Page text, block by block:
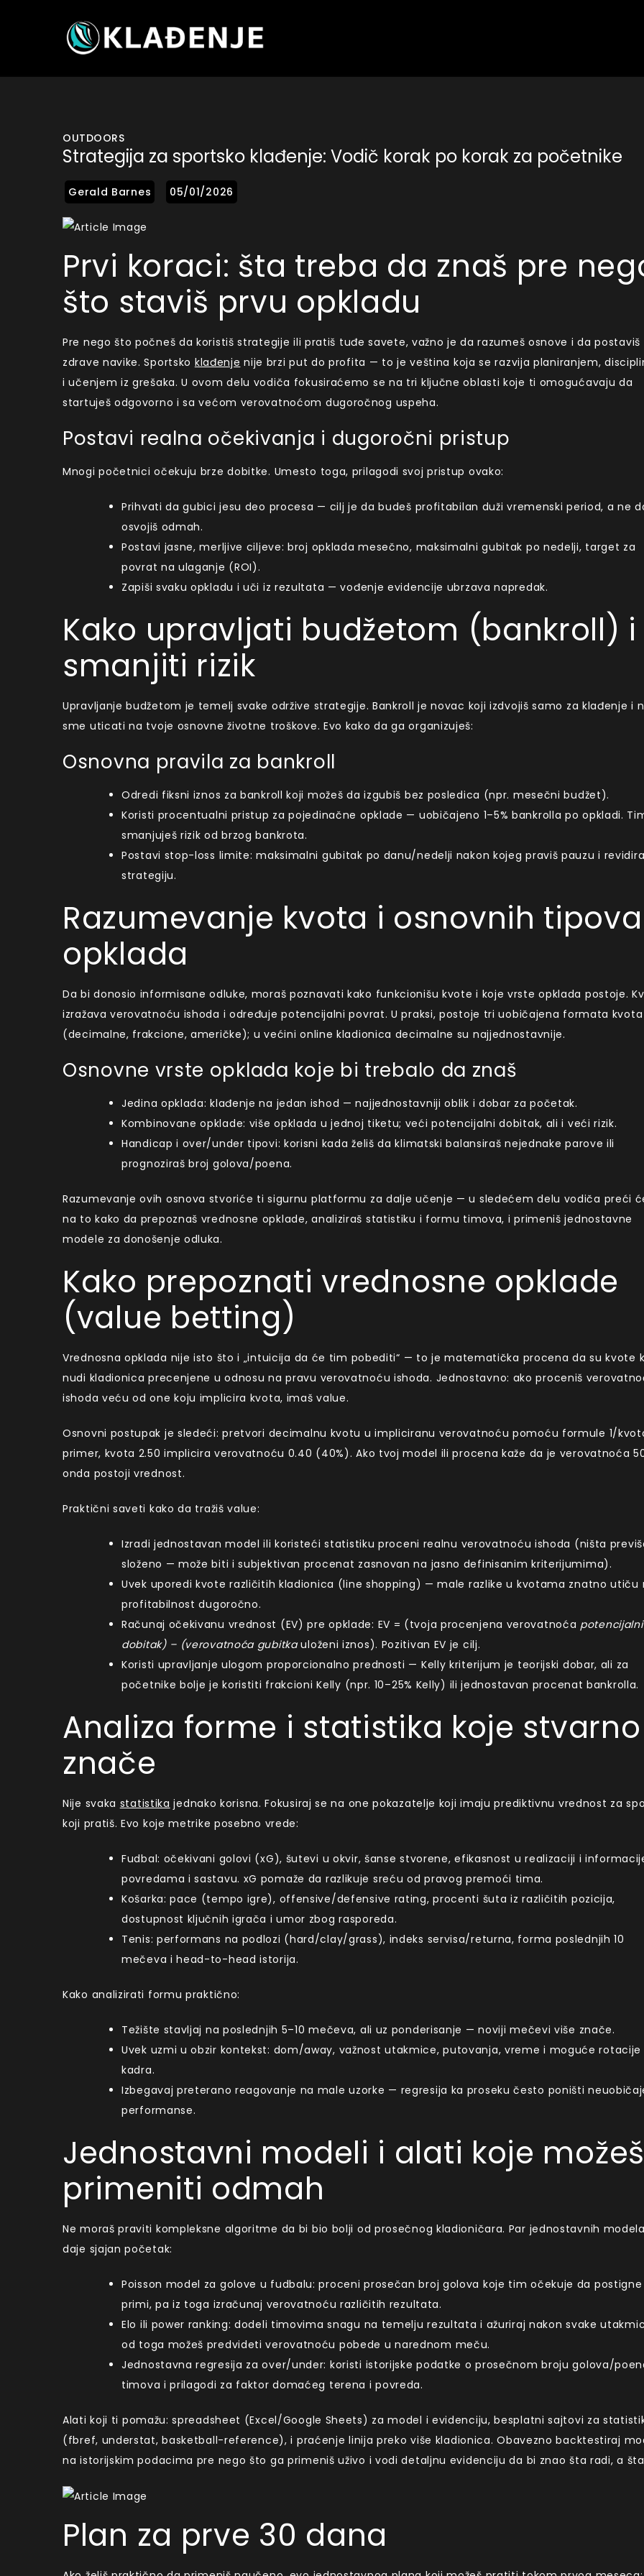
Kladjenje
OUTDOORS
Strategija za sportsko klađenje: Vodič korak po korak za početnike
Prvi koraci: šta treba da znaš pre
što staviš prvu opkladu
Pre nego što počneš da koristiš strategije ili pratiš tuđe savete, važno je da razumeš osnove i da postaviš
zdrave navike. Sportsko klađenje nije brzi put do profita — to je veština koja se razvija planiranjem,
i učenjem iz grešaka. U ovom delu vodiča fokusiraćemo se na tri ključne oblasti koje ti omogućavaju da
startuješ odgovorno i sa većom verovatnoćom dugoročnog uspeha.
Postavi realna očekivanja i dugoročni pristup
Mnogi početnici očekuju brze dobitke. Umesto toga, prilagodi svoj pristup ovako:
Prihvati da gubici jesu deo procesa — cilj je da budeš profitabilan duži vremenski period, a ne
osvojiš odmah.
Postavi jasne, merljive ciljeve: broj opklada mesečno, maksimalni gubitak po nedelji, target za
povrat na ulaganje (ROI).
Zapiši svaku opkladu i uči iz rezultata — vođenje evidencije ubrzava napredak.
Kako upravljati budžetom (bankroll) i
smanjiti rizik
Upravljanje budžetom je temelj svake održive strategije. Bankroll je novac koji izdvojiš samo za klađenje i
sme uticati na tvoje osnovne životne troškove. Evo kako da ga organizuješ:
Osnovna pravila za bankroll
Odredi fiksni iznos za bankroll koji možeš da izgubiš bez posledica (npr. mesečni budžet).
Koristi procentualni pristup za pojedinačne opklade — uobičajeno 1–5% bankrolla po opkladi.
smanjuješ rizik od brzog bankrota.
Postavi stop-loss limite: maksimalni gubitak po danu/nedelji nakon kojeg praviš pauzu i
strategiju.
Razumevanje kvota i osnovnih tipova
opklada
Da bi donosio informisane odluke, moraš poznavati kako funkcionišu kvote i koje vrste opklada postoje.
izražava verovatnoću ishoda i određuje potencijalni povrat. U praksi, postoje tri uobičajena formata kvota
(decimalne, frakcione, američke); u većini online kladionica decimalne su najjednostavnije.
Osnovne vrste opklada koje bi trebalo da znaš
Jedina opklada: klađenje na jedan ishod — najjednostavniji oblik i dobar za početak.
Kombinovane opklade: više opklada u jednoj tiketu; veći potencijalni dobitak, ali i veći rizik.
Handicap i over/under tipovi: korisni kada želiš da klimatski balansiraš nejednake parove ili
prognoziraš broj golova/poena.
Razumevanje ovih osnova stvoriće ti sigurnu platformu za dalje učenje — u sledećem delu vodiča preći
na to kako da prepoznaš vrednosne opklade, analiziraš statistiku i formu timova, i primeniš jednostavne
modele za donošenje odluka.
Kako prepoznati vrednosne opklade
(value betting)
Vrednosna opklada nije isto što i „intuicija da će tim pobediti“ — to je matematička procena da su kvote
nudi kladionica precenjene u odnosu na pravu verovatnoću ishoda. Jednostavno: ako proceniš
ishoda veću od one koju implicira kvota, imaš value.
Osnovni postupak je sledeći: pretvori decimalnu kvotu u impliciranu verovatnoću pomoću formule 1/
primer, kvota 2.50 implicira verovatnoću 0.40 (40%). Ako tvoj model ili procena kaže da je verovatnoća
onda postoji vrednost.
Praktični saveti kako da tražiš value:
Izradi jednostavan model ili koristeći statistiku proceni realnu verovatnoću ishoda (ništa
složeno — može biti i subjektivan procenat zasnovan na jasno definisanim kriterijumima).
Uvek uporedi kvote različitih kladionica (line shopping) — male razlike u kvotama znatno utiču
profitabilnost dugoročno.
Računaj očekivanu vrednost (EV) pre opklade: EV = (tvoja procenjena verovatnoća potencijalni
dobitak) – (verovatnoća gubitkauloženi iznos). Pozitivan EV je cilj.
Koristi upravljanje ulogom proporcionalno prednosti — Kelly kriterijum je teorijski dobar, ali za
početnike bolje je koristiti frakcioni Kelly (npr. 10–25% Kelly) ili jednostavan procenat bankrolla.
Analiza forme i statistika koje stvarno
znače
Nije svaka statistika jednako korisna. Fokusiraj se na one pokazatelje koji imaju prediktivnu vrednost za
koji pratiš. Evo koje metrike posebno vrede:
Fudbal: očekivani golovi (xG), šutevi u okvir, šanse stvorene, efikasnost u realizaciji i
povredama i sastavu. xG pomaže da razlikuje sreću od pravog premoći tima.
Košarka: pace (tempo igre), offensive/defensive rating, procenti šuta iz različitih pozicija,
dostupnost ključnih igrača i umor zbog rasporeda.
Tenis: performans na podlozi (hard/clay/grass), indeks servisa/returna, forma poslednjih 10
mečeva i head-to-head istorija.
Kako analizirati formu praktično:
Težište stavljaj na poslednjih 5–10 mečeva, ali uz ponderisanje — noviji mečevi više znače.
Uvek uzmi u obzir kontekst: dom/away, važnost utakmice, putovanja, vreme i moguće rotacije
kadra.
Izbegavaj preterano reagovanje na male uzorke — regresija ka proseku često poništi
performanse.
Jednostavni modeli i alati koje možeš
primeniti odmah
Ne moraš praviti kompleksne algoritme da bi bio bolji od prosečnog kladioničara. Par jednostavnih modela
daje sjajan početak:
Poisson model za golove u fudbalu: proceni prosečan broj golova koje tim očekuje da postigne
primi, pa iz toga izračunaj verovatnoću različitih rezultata.
Elo ili power ranking: dodeli timovima snagu na temelju rezultata i ažuriraj nakon svake
od toga možeš predvideti verovatnoću pobede u narednom meču.
Jednostavna regresija za over/under: koristi istorijske podatke o prosečnom broju golova/
timova i prilagodi za faktor domaćeg terena i povreda.
Alati koji ti pomažu: spreadsheet (Excel/Google Sheets) za model i evidenciju, besplatni sajtovi za
(fbref, understat, basketball-reference), i praćenje linija preko više kladionica. Obavezno backtestiraj
na istorijskim podacima pre nego što ga primeniš uživo i vodi detaljnu evidenciju da bi znao šta radi, a
Plan za prve 30 dana